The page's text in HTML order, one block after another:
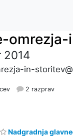
2014
in-
2 razprav
Nadgradnja